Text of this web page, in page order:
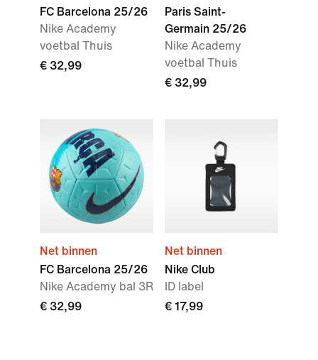
FC Barcelona 25/26
Nike Academy
voetbal Thuis
€ 32,99
Paris Saint-
Germain 25/26
Nike Academy
voetbal Thuis
€ 32,99
Net binnen
FC Barcelona 25/26
Nike Academy bal 3R
€ 32,99
Net binnen
Nike Club
ID label
€ 17,99